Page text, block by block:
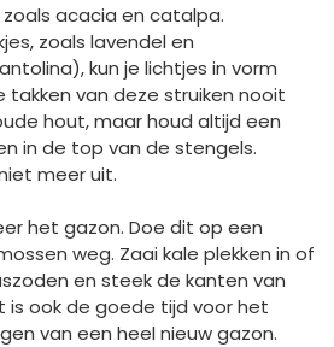
acacia en catalpa.
zoals lavendel en
kun je lichtjes in vorm
takken van deze struiken nooit
hout, maar houd altijd een
in de top van de stengels.
meer uit.
het gazon. Doe dit op een
weg. Zaai kale plekken in of
en steek de kanten van
is ook de goede tijd voor het
van een heel nieuw gazon.